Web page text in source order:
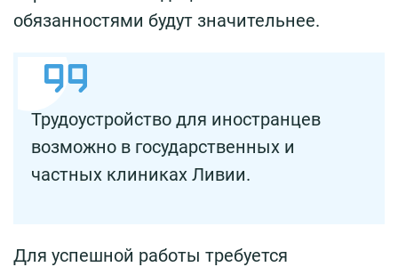
обязанностями будут значительнее.
Трудоустройство для иностранцев
возможно в государственных и
частных клиниках Ливии.
Для успешной работы требуется